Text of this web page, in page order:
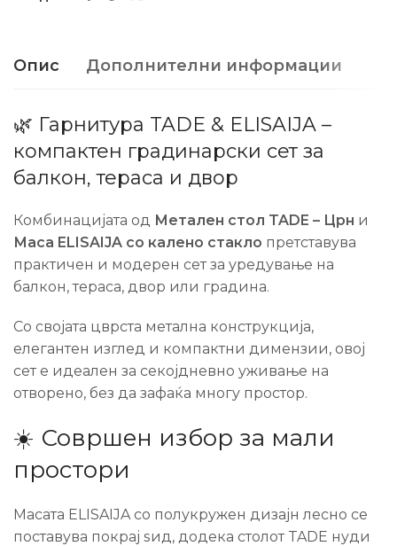
Опис Дополнителни информации
🌿 Гарнитура TADE & ELISAIJA –
компактен градинарски сет за
балкон, тераса и двор
Комбинацијата од Метален стол TADE – Црн и
Маса ELISAIJA со калено стакло претставува
практичен и модерен сет за уредување на
балкон, тераса, двор или градина.
Со својата цврста метална конструкција,
елегантен изглед и компактни димензии, овој
сет е идеален за секојдневно уживање на
отворено, без да зафаќа многу простор.
☀️ Совршен избор за мали
простори
Масата ELISAIJA со полукружен дизајн лесно се
поставува покрај ѕид, додека столот TADE нуди